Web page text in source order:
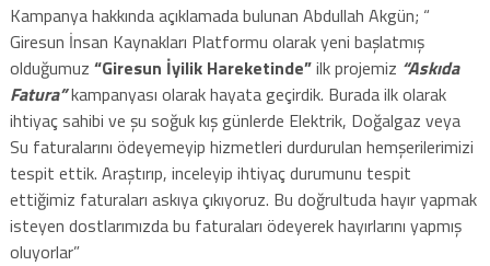
Kampanya hakkında açıklamada bulunan Abdullah Akgün; “
Giresun İnsan Kaynakları Platformu olarak yeni başlatmış
olduğumuz “Giresun İyilik Hareketinde”ilk projemiz “Askıda
Fatura”kampanyası olarak hayata geçirdik. Burada ilk olarak
ihtiyaç sahibi ve şu soğuk kış günlerde Elektrik, Doğalgaz veya
Su faturalarını ödeyemeyip hizmetleri durdurulan hemşerilerimizi
tespit ettik. Araştırıp, inceleyip ihtiyaç durumunu tespit
ettiğimiz faturaları askıya çıkıyoruz. Bu doğrultuda hayır yapmak
isteyen dostlarımızda bu faturaları ödeyerek hayırlarını yapmış
oluyorlar”